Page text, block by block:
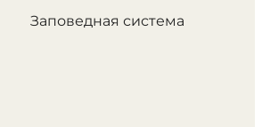
Заповедная система